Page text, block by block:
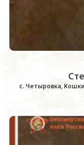
с. Четыровка,